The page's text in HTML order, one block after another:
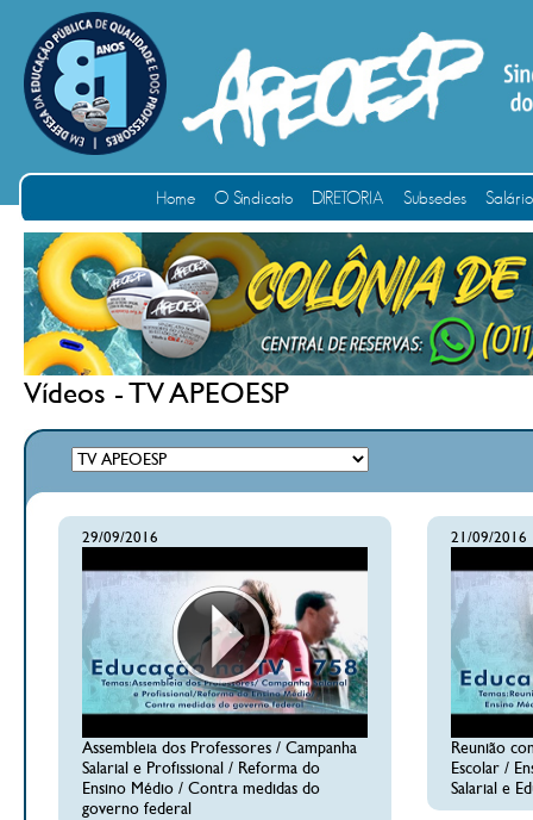
Home O Sindicato DIRETORIA Subsedes
Vídeos - TV APEOESP
29/09/2016
Assembleia dos Professores / Campanha
Salarial e Profissional / Reforma do
Ensino Médio / Contra medidas do
governo federal
21/09/2016
Reunião
Escolar /
Salarial e